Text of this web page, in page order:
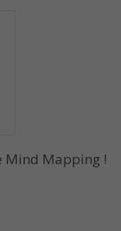
Mind Mapping !